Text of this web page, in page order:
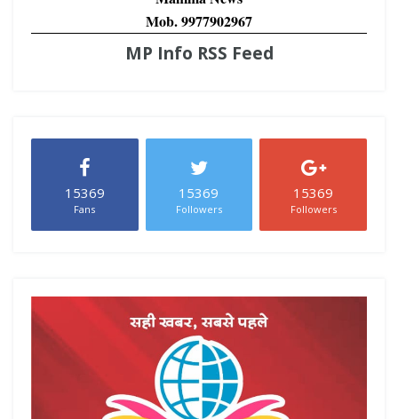
Mob. 9977902967
MP Info RSS Feed
15369
Fans
15369
Followers
15369
Followers